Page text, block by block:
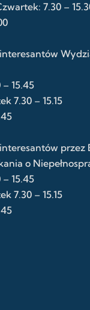
7.30 –
– 15.45
7.30 – 15.15
przez
o
– 15.45
7.30 – 15.15